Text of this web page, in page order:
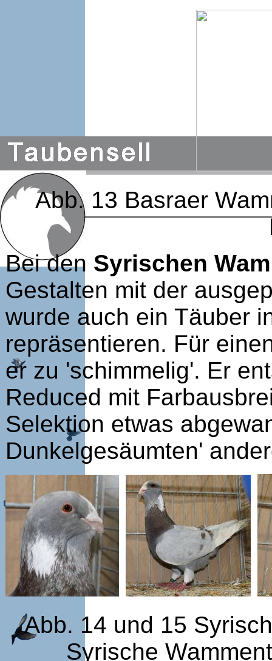
Abb. 13 Basraer
Bei den Syrischen
Gestalten mit der
wurde auch ein Täuber
repräsentieren. Für
er zu 'schimmelig'. Er
Reduced mit
Selektion etwas
Dunkelgesäumten'
Abb. 14 und 15
Syrische